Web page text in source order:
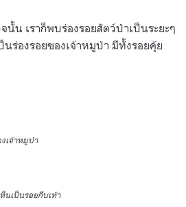
นั้น เราก็พบร่องรอยสัตว์ป่าเป็นระยะๆ
ร่องรอยของเจ้าหมูป่า มีทั้งรอยคุ้ย
เจ้าหมูป่า
นเป็นรอยกีบเท้า